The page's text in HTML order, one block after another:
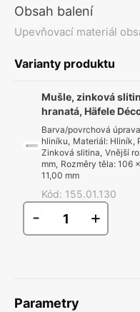
Obsah balení
Upevňovací materiál
Varianty produktu
Mušle, zinková
hranatá, Häfele
Barva/povrchová úprava
hliníku, Materiál: Hliník,
Zinková slitina, Vnější
mm, Rozměry těla: 106
11,00 mm
Kód: 155.01.130
- +
Parametry